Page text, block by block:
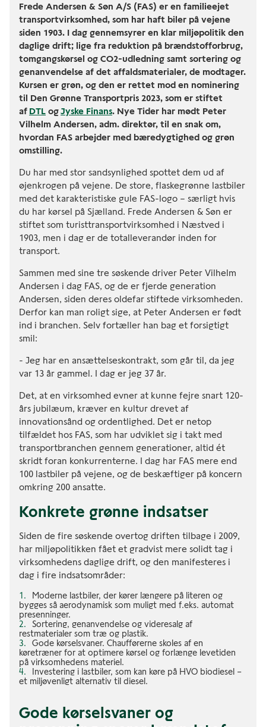
Frede Andersen & Søn A/S (FAS) er en familieejet
transportvirksomhed, som har haft biler på vejene
siden 1903. I dag gennemsyrer en klar miljøpolitik den
daglige drift; lige fra reduktion på brændstofforbrug,
tomgangskørsel og CO2-udledning samt sortering og
genanvendelse af det affaldsmaterialer, de modtager.
Kursen er grøn, og den er rettet mod en nominering
til Den Grønne Transportpris 2023, som er stiftet
af DTL ogJyske Finans. Nye Tider har mødt Peter
Vilhelm Andersen, adm. direktør, til en snak om,
hvordan FAS arbejder med bæredygtighed og grøn
omstilling.
Du har med stor sandsynlighed spottet dem ud af
øjenkrogen på vejene. De store, flaskegrønne lastbiler
med det karakteristiske gule FAS-logo – særligt hvis
du har kørsel på Sjælland. Frede Andersen & Søn er
stiftet som turisttransportvirksomhed i Næstved i
1903, men i dag er de totalleverandør inden for
transport.
Sammen med sine tre søskende driver Peter Vilhelm
Andersen i dag FAS, og de er fjerde generation
Andersen, siden deres oldefar stiftede virksomheden.
Derfor kan man roligt sige, at Peter Andersen er født
ind i branchen. Selv fortæller han bag et forsigtigt
smil:
- Jeg har en ansættelseskontrakt, som går til, da jeg
var 13 år gammel. I dag er jeg 37 år.
Det, at en virksomhed evner at kunne fejre snart 120-
års jubilæum, kræver en kultur drevet af
innovationsånd og ordentlighed. Det er netop
tilfældet hos FAS, som har udviklet sig i takt med
transportbranchen gennem generationer, altid ét
skridt foran konkurrenterne. I dag har FAS mere end
100 lastbiler på vejene, og de beskæftiger på koncern
omkring 200 ansatte.
Konkrete grønne indsatser
Siden de fire søskende overtog driften tilbage i 2009,
har miljøpolitikken fået et gradvist mere solidt tag i
virksomhedens daglige drift, og den manifesteres i
dag i fire indsatsområder:
Moderne lastbiler, der kører længere på literen og
bygges så aerodynamisk som muligt med f.eks. automat
presenninger.
Sortering, genanvendelse og videresalg af
restmaterialer som træ og plastik.
Gode kørselsvaner. Chaufførerne skoles af en
køretræner for at optimere kørsel og forlænge levetiden
på virksomhedens materiel.
Investering i lastbiler, som kan køre på HVO biodiesel –
et miljøvenligt alternativ til diesel.
Gode kørselsvaner og